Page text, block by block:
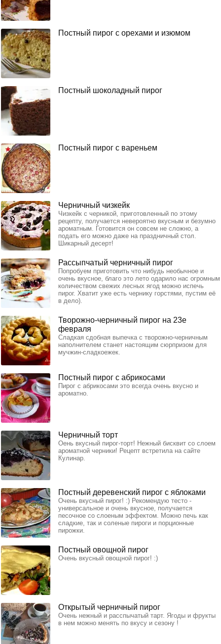
Постный пирог с орехами и изюмом
Постный шоколадный пирог
Постный пирог с вареньем
Черничный чизкейк
Чизкейк с черникой, приготовленный по этому
рецепту, получается невероятно вкусным и безумно
ароматным. Готовится он совсем не сложно, а
подать его можно даже на праздничный стол.
Шикарный десерт!
Рассыпчатый черничный пирог
Попробуем приготовить что нибудь необычное и
очень вкусное, благо это лето одарило нас огромным
количеством свежих лесных ягод можно испечь
пирог. Хватит уже есть чернику горстями, пустим её
в дело).
Творожно-черничный пирог на 23е
февраля
Сладкая сдобная выпечка с творожно-черничным
наполнителем станет настоящим сюрпризом для
мучжин-сладкоежек.
Постный пирог с абрикосами
Пирог с абрикосами это всегда очень вкусно и
ароматно.
Черничный торт
Оень вкусный пирог-торт! Нежный бисквит со слоем
ароматной черники! Рецепт встретила на сайте
Кулинар.
Постный деревенский пирог с яблоками
Очень вкусный пирог! :) Рекомендую тесто -
универсальное и очень вкусное, получается
песочное со слоеным эффектом. Можно печь как
сладкие, так и соленые пироги и порционные
пирожки.
Постный овощной пирог
Очень вкусный овощной пирог! :)
Открытый черничный пирог
Очень нежный и расспычатый тарт. Ягоды и фрукты
в нем можно менять по вкусу и сезону !